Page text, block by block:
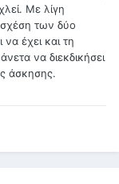
Με λίγη
των δύο
έχει και τη
να διεκδικήσει
άσκησης.